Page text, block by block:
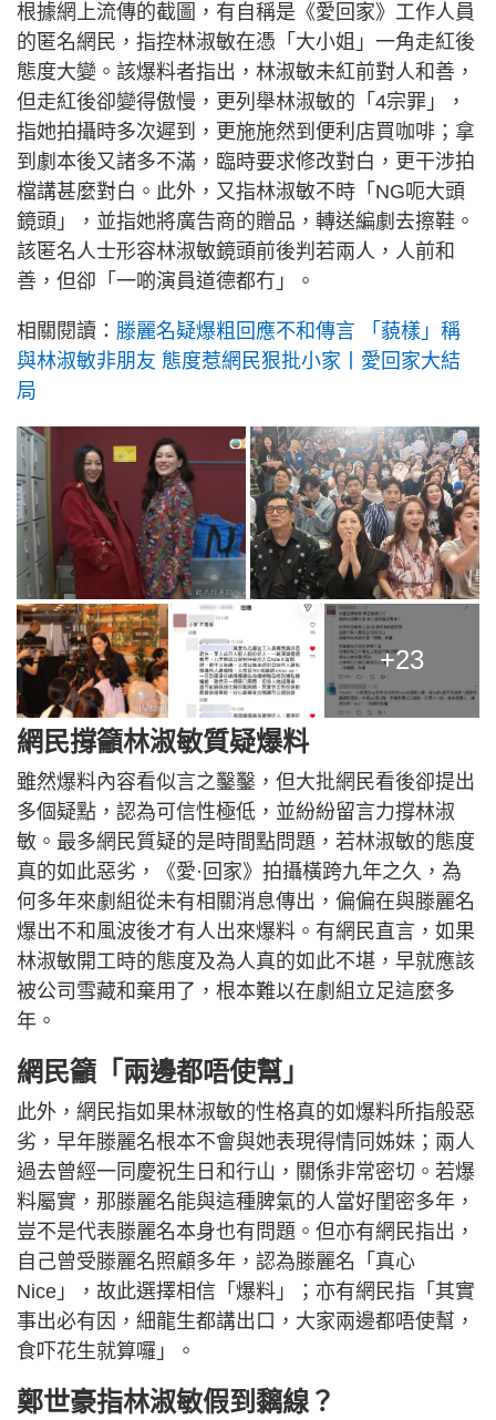
根據網上流傳的截圖，有自稱是《愛回家》工作人員
的匿名網民，指控林淑敏在憑「大小姐」一角走紅後
態度大變。該爆料者指出，林淑敏未紅前對人和善，
但走紅後卻變得傲慢，更列舉林淑敏的「4宗罪」，
指她拍攝時多次遲到，更施施然到便利店買咖啡；拿
到劇本後又諸多不滿，臨時要求修改對白，更干涉拍
檔講甚麼對白。此外，又指林淑敏不時「NG呃大頭
鏡頭」，並指她將廣告商的贈品，轉送編劇去擦鞋。
該匿名人士形容林淑敏鏡頭前後判若兩人，人前和
善，但卻「一啲演員道德都冇」。
相關閱讀： 滕麗名疑爆粗回應不和傳言 「藐樣」稱
與林淑敏非朋友 態度惹網民狠批小家丨愛回家大結
局
+23
網民撐籲林淑敏質疑爆料
雖然爆料內容看似言之鑿鑿，但大批網民看後卻提出
多個疑點，認為可信性極低，並紛紛留言力撐林淑
敏。最多網民質疑的是時間點問題，若林淑敏的態度
真的如此惡劣，《愛·回家》拍攝橫跨九年之久，為
何多年來劇組從未有相關消息傳出，偏偏在與滕麗名
爆出不和風波後才有人出來爆料。有網民直言，如果
林淑敏開工時的態度及為人真的如此不堪，早就應該
被公司雪藏和棄用了，根本難以在劇組立足這麼多
年。
網民籲「兩邊都唔使幫」
此外，網民指如果林淑敏的性格真的如爆料所指般惡
劣，早年滕麗名根本不會與她表現得情同姊妹；兩人
過去曾經一同慶祝生日和行山，關係非常密切。若爆
料屬實，那滕麗名能與這種脾氣的人當好閨密多年，
豈不是代表滕麗名本身也有問題。但亦有網民指出，
自己曾受滕麗名照顧多年，認為滕麗名「真心
Nice」，故此選擇相信「爆料」；亦有網民指「其實
事出必有因，細龍生都講出口，大家兩邊都唔使幫，
食吓花生就算囉」。
鄭世豪指林淑敏假到黐線？